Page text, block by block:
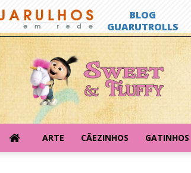
Sweet
&
Fluffy
ARTE CÃEZINHOS GATINHOS